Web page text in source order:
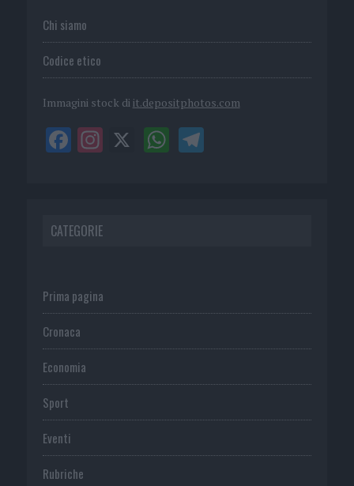
Chi siamo
Codice etico
Immagini stock di it.depositphotos.com
CATEGORIE
Prima pagina
Cronaca
Economia
Sport
Eventi
Rubriche